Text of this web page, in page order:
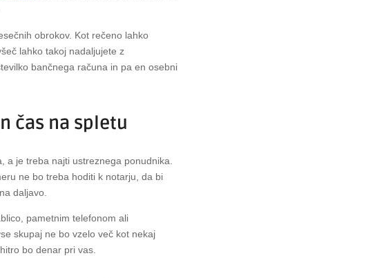
obrokov. Kot rečeno lahko
lahko takoj nadaljujete z
bančnega računa in pa en osebni
čas na spletu
a je treba najti ustreznega ponudnika.
ne bo treba hoditi k notarju, da bi
daljavo.
pametnim telefonom ali
skupaj ne bo vzelo več kot nekaj
bo denar pri vas.